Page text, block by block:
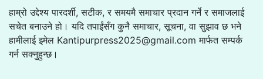
हाम्रो उद्देश्य पारदर्शी, सटीक, र समयमै समाचार प्रदान गर्ने र समाजलाई
सचेत बनाउने हो। यदि तपाईंसँग कुनै समाचार, सूचना, वा सुझाव छ भने
हामीलाई इमेल Kantipurpress2025@gmail.com मार्फत सम्पर्क
गर्न सक्नुहुन्छ।